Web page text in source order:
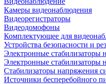
Камеры видеонаблюдения
Видеорегистраторы
Видеодомофоны
Комплектующее для
Устройства безопасности и
Электронные стабилизаторы
Электронные стабилизаторы
Стабилизаторы напряжения
Источники бесперебойного